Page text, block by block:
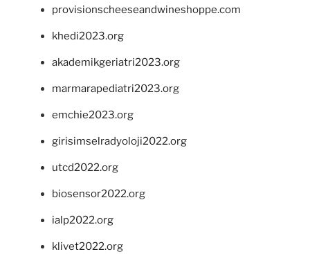
provisionscheeseandwineshoppe.com
khedi2023.org
akademikgeriatri2023.org
marmarapediatri2023.org
emchie2023.org
girisimselradyoloji2022.org
utcd2022.org
biosensor2022.org
ialp2022.org
klivet2022.org